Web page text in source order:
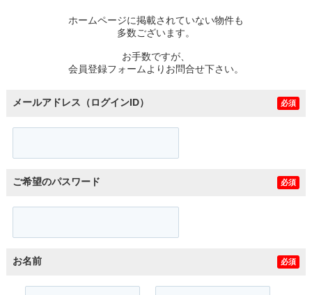
ホームページに掲載されていない物件も
多数ございます。
お手数ですが、
会員登録フォームよりお問合せ下さい。
メールアドレス（ログインID） 必須
ご希望のパスワード 必須
お名前 必須